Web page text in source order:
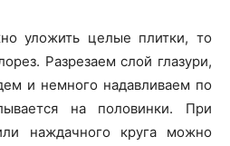
уложить целые плитки, то
Разрезаем слой глазури,
и немного надавливаем по
на половинки. При
наждачного круга можно